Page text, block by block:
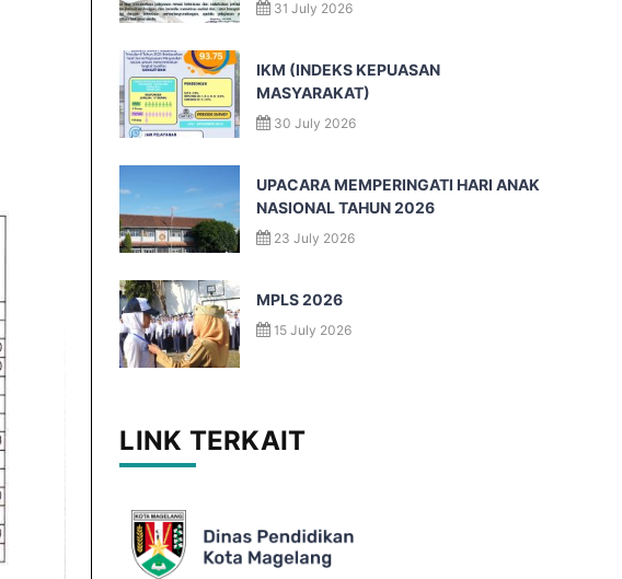
31 July 2026
IKM (INDEKS KEPUASAN
MASYARAKAT)
30 July 2026
UPACARA MEMPERINGATI HARI ANAK
NASIONAL TAHUN 2026
23 July 2026
MPLS 2026
15 July 2026
LINK TERKAIT